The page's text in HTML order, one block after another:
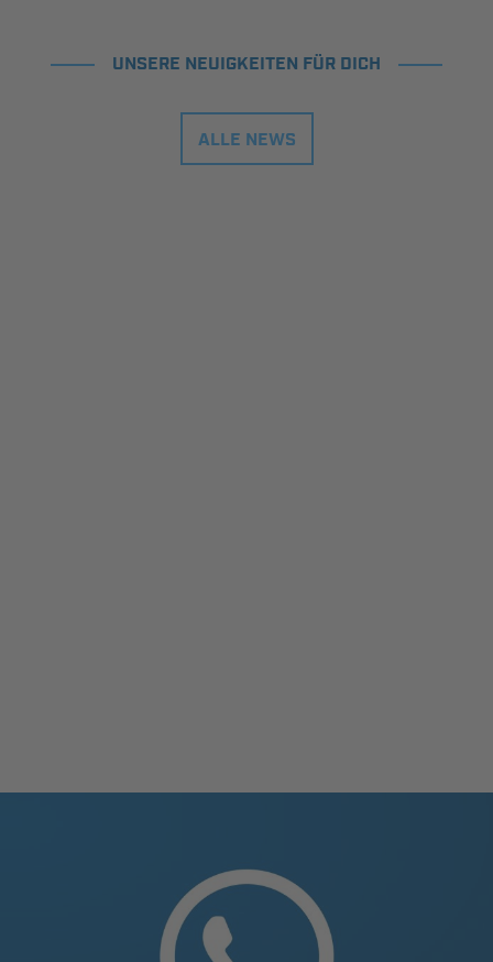
UNSERE NEUIGKEITEN FÜR DICH
ALLE NEWS